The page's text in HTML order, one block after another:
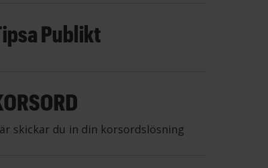
Publikt
skickar du in din korsordslösning